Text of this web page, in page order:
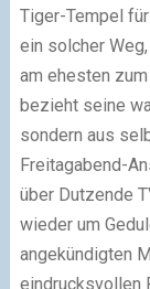
Tiger-Tempel
ein solcher
am ehesten
bezieht seine
sondern aus
Freitagabend-
über Dutzende
wieder um
angekündigten
eindrucksvollen